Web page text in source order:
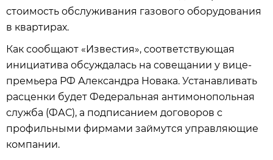
стоимость обслуживания газового оборудования
в квартирах.
Как сообщают «Известия», соответствующая
инициатива обсуждалась на совещании у вице-
премьера РФ Александра Новака. Устанавливать
расценки будет Федеральная антимонопольная
служба (ФАС), а подписанием договоров с
профильными фирмами займутся управляющие
компании.